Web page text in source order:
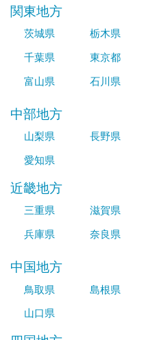
関東地方
茨城県 栃木県
千葉県
東京都
富山県
石川県
中部地方
山梨県 長野県
愛知県
近畿地方
三重県 滋賀県
兵庫県
奈良県
中国地方
鳥取県 島根県
山口県